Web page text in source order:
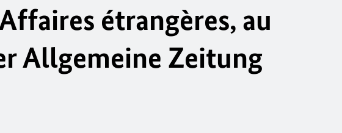
étrangères, au
Allgemeine Zeitung